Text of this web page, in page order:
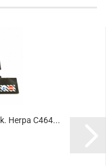
Herpa C464...